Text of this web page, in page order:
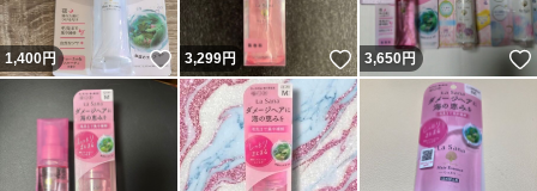
1,400円 いいね！
3,299円 いいね！
3,650円